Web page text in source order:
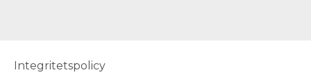
Integritetspolicy